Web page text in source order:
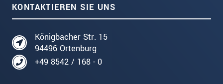
KONTAKTIEREN SIE UNS
Königbacher Str. 15
94496 Ortenburg
+49 8542 / 168 - 0